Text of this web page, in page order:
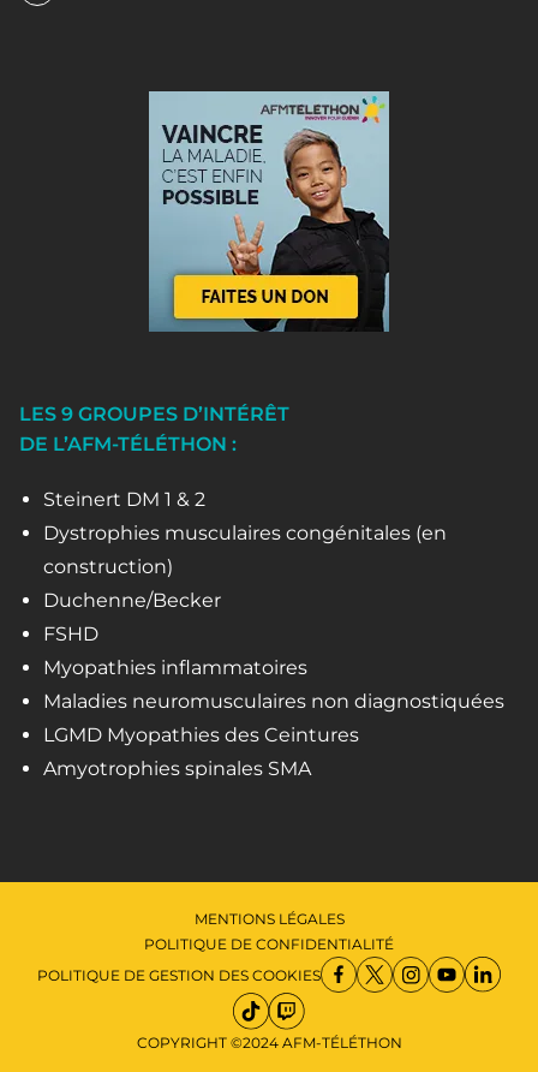
LES 9 GROUPES D’INTÉRÊT
DE L’AFM-TÉLÉTHON :
Steinert DM 1 & 2
Dystrophies musculaires congénitales (en
construction)
Duchenne/Becker
FSHD
Myopathies inflammatoires
Maladies neuromusculaires non diagnostiquées
LGMD Myopathies des Ceintures
Amyotrophies spinales SMA
COPYRIGHT ©2024 AFM-TÉLÉTHON
MENTIONS LÉGALES
POLITIQUE DE CONFIDENTIALITÉ
POLITIQUE DE GESTION DES COOKIES